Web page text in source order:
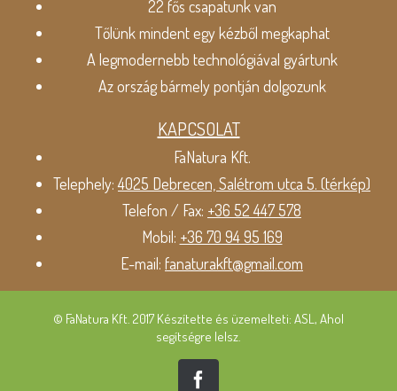
22 fős csapatunk van
Tőlünk mindent egy kézből megkaphat
A legmodernebb technológiával gyártunk
Az ország bármely pontján dolgozunk
KAPCSOLAT
FaNatura Kft.
Telephely:4025 Debrecen, Salétrom utca 5. (térkép)
Telefon / Fax: +36 52 447 578
Mobil: +36 70 94 95 169
E-mail: fanaturakft@gmail.com
© FaNatura Kft. 2017 Készítette és üzemelteti: ASL, Ahol
segítségre lelsz.